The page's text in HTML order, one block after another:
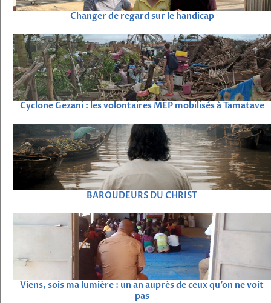
Changer de regard sur le handicap
Cyclone Gezani : les volontaires MEP mobilisés à Tamatave
BAROUDEURS DU CHRIST
Viens, sois ma lumière : un an auprès de ceux qu’on ne voit
pas